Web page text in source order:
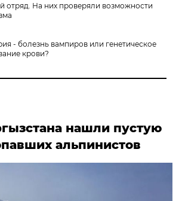
отряд. На них проверяли возможности
- болезнь вампиров или генетическое
крови?
нашли пустую
альпинистов